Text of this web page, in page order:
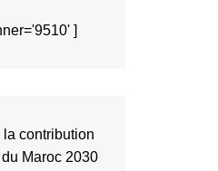
]
contribution
Maroc 2030